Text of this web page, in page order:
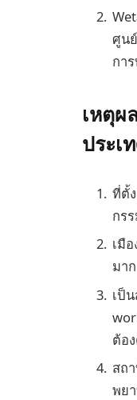
ศูน
กา
เหตุผ
ประเ
ที่ตั้
กร
เมื
มาก
เป็
ต้อ
สถ
พย